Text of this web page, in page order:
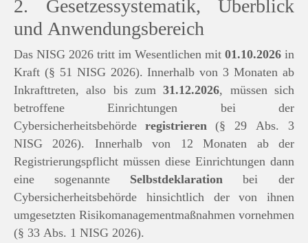
2. Gesetzessystematik, Überblick
und Anwendungsbereich
Das NISG 2026 tritt im Wesentlichen mit 01.10.2026 in
Kraft (§ 51 NISG 2026). Innerhalb von 3 Monaten ab
Inkrafttreten, also bis zum 31.12.2026, müssen sich
betroffene Einrichtungen bei der
Cybersicherheitsbehörde registrieren (§ 29 Abs. 3
NISG 2026). Innerhalb von 12 Monaten ab der
Registrierungspflicht müssen diese Einrichtungen dann
eine sogenannte Selbstdeklaration bei der
Cybersicherheitsbehörde hinsichtlich der von ihnen
umgesetzten Risikomanagementmaßnahmen vornehmen
(§ 33 Abs. 1 NISG 2026).